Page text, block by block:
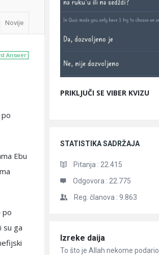
Novije
Answer
Ebu
po
su ga
PRIKLJUČI SE VIBER KVIZU
STATISTIKA SADRŽAJA
Pitanja : 22.415
Odgovora : 22.775
Reg. članova : 9.863
Članci
Izreke daija
To što je Allah nekome podario